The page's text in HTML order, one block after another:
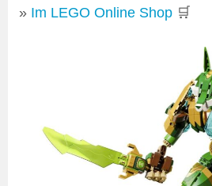
Im LEGO Online Shop 🛒